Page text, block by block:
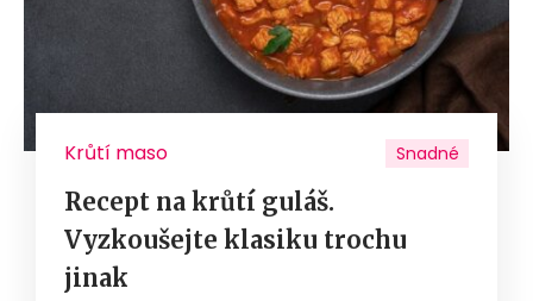
Krůtí maso Snadné
Recept na krůtí guláš.
Vyzkoušejte klasiku trochu
jinak